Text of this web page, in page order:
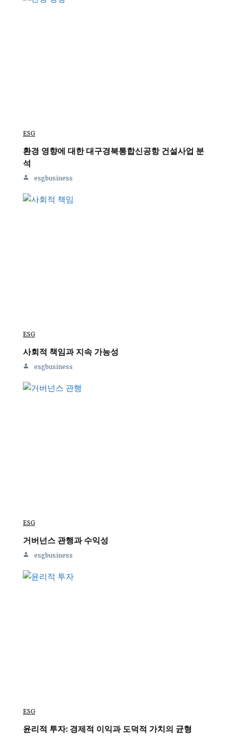
ESG
환경 영향에 대한 대구경북통합신공항 건설사업 분
석
esgbusiness
ESG
사회적 책임과 지속 가능성
esgbusiness
ESG
거버넌스 관행과 수익성
esgbusiness
ESG
윤리적 투자: 경제적 이익과 도덕적 가치의 균형